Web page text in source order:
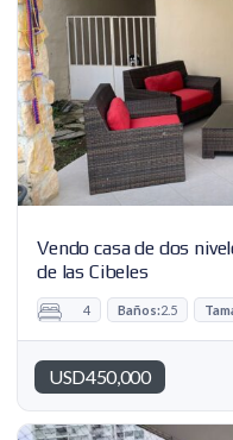
Vendo casa de dos
de las Cibeles
USD450,000
4 Baños:2.5